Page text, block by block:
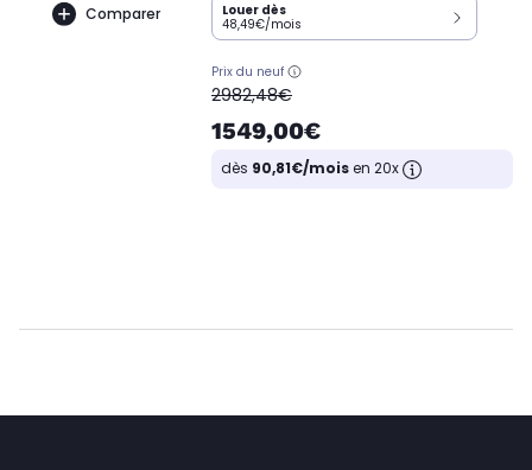
Comparer
Louer dès
48,49€/mois
Prix du neuf
oldPrice
2982,48€
1549,00€
dès 90,81€/moisen 20x